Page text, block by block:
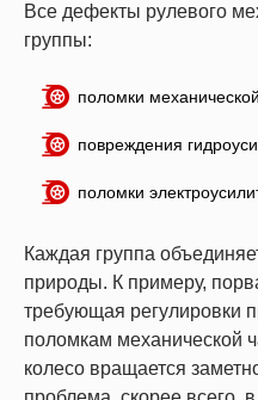
Все дефекты рулевого
группы:
поломки
повреждения
поломки
Каждая группа
природы. К примеру,
требующая регулировки
поломкам механической
колесо вращается